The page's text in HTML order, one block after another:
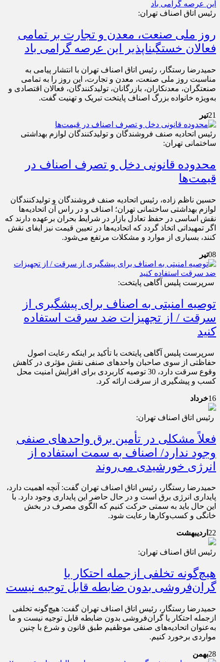
رئیس اتاق اصناف تهران:
روز ملی صنعت، معدن و تجارت بر تمامی
فعالان خستگی‎ناپذیر این عرصه گرامی باد
حمیدرضا رستگار، رئیس اتاق اصناف تهران با انتشار پیامی به
مناسبت روز ملی صنعت، معدن و تجارت، این روز را به تمامی
صنعتگران، معدنکاران، بازرگانان، تولیدکنندگان، فعالان اقتصادی و
به‌ویژه خانواده بزرگ اصناف پایتخت تبریک و تهنیت گفت.
21تیر
رئیس اتحادیه صنف فروشندگان و تولیدکنندگان لوازم بهداشتی
ساختمانی تهران:
محدوده قانونی دخل و تصرف اصناف در
قیمت‌ها
حسین ناظم زاده، رئیس اتحادیه صنف فروشندگان و تولیدکنندگان
لوازم بهداشتی ساختمانی تهران؛ اصناف و در راس آن اتحادیه‌ها
نقش اساسی در حفظ تعادل بازار در شرایط بحران برعهده دارند که
اگر تمهیداتی اتخاذ گردد که اتحادیه‌ها در تعیین قیمت نیز ایفای نقش
کنند، بسیاری از موارد و مشکلات مرتفع می‌شود.
08تیر
سرپرست پلیس آگاهی پایتخت:
توصیه امنیتی به اصناف برای پیشگیری از
سرقت / از تجهیزات ضد سرقت استفاده
کنید
سرپرست پلیس آگاهی پایتخت با تأکید بر اینکه رعایت اصول
حفاظتی از سوی صاحبان واحدهای صنفی نقش مؤثری در کاهش
وقوع سرقت دارد، 30 توصیه کاربردی برای افزایش امنیت محل
کسب و پیشگیری از سرقت ارائه کرد.
16خرداد
رئیس اتاق اصناف تهران:
فعلاً مشکلی در تأمین برق واحدهای صنفی
وجود ندارد/ اصناف به سمت استفاده از
انرژی خورشیدی می‌روند
حمیدرضا رستگار، رئیس اتاق اصناف تهران گفت: آنچه اهمیت دارد،
پایداری انرژی برق است و در حال حاضر این پایداری وجود دارد. با
این حال باید به سمتی حرکت کنیم که الگوی مصرف در بخش
خانگی و کسب‌وکارها رعایت شود.
22 اردیبهشت
رئیس اتاق اصناف تهران:
هیچ‌گونه تخلفی ازجمله احتکار یا
گران‌فروشی بدون ضابطه قابل توجیه نیست
حمیدرضا رستگار، رئیس اتاق اصناف تهران گفت: هیچ‌گونه تخلفی
ازجمله احتکار یا گران‌فروشی بدون ضابطه قابل توجیه نیست و ما
به‌عنوان اتحادیه‌های صنفی موظفیم طبق قانون و شرع با چنین
مواردی برخورد کنیم.
28بهمن